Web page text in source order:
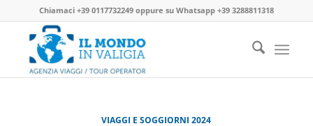
Chiamaci +39 0117732249oppure su Whatsapp +39 3288811318
VIAGGI E SOGGIORNI 2024